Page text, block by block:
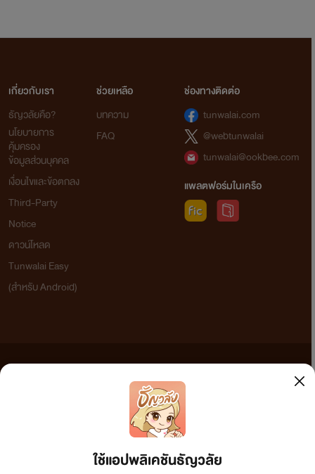
ใช้แอปพลิเคชันธัญวลัย
เกี่ยวกับเรา
ธัญวลัยคือ?
นโยบายการ
คุ้มครอง
ข้อมูลส่วนบุคคล
เงื่อนไขและข้อตกลง
Third-Party
Notice
ดาวน์โหลด
Tunwalai Easy
(สำหรับ Android)
ช่วยเหลือ
บทความ
FAQ
ช่องทางติดต่อ
tunwalai.com
@webtunwalai
tunwalai@ookbee.com
แพลตฟอร์มในเครือ
เว็บไซต์แห่งนี้ไม่ได้เห็นด้วยและไม่ขอรับผิดชอบต่อข้อความใดๆ ทั้งสิ้น ดังนั้นผู้อ่านทุกท่านโปรดใช้
วิจารณญาณในการกลั่นกรองด้วยตนเอง และหากท่านพบข้อความใดๆ ที่ขัดต่อกฎหมายและศีลธรรม
กรุณาแจ้งมาที่ tunwalai@ookbee.com เพื่อทีมงานจะได้ดำเนินการในทันที ทั้งนี้ ทางเว็บไซต์ขอสงวน
ลิขสิทธิ์ตามพระราชบัญญัติลิขสิทธิ์ (ฉบับเพิ่มเติม) พ.ศ.2558